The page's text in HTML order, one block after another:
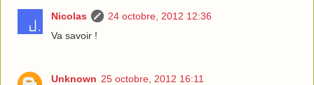
Nicolas
24 octobre, 2012 12:36
Va savoir !
Unknown 25 octobre, 2012 16:11